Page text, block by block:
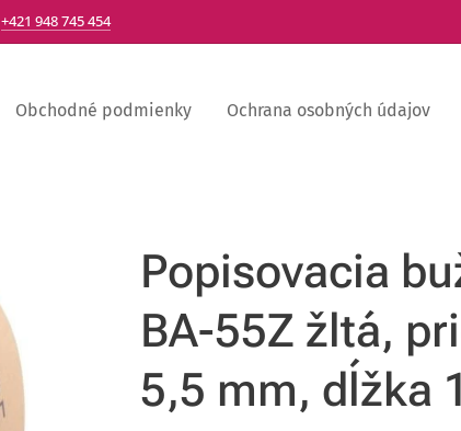
+421 948 745 454
Obchodné podmienky Ochrana osobných údajov
Popisovacia
BA-55Z žltá,
5,5 mm, dĺžka